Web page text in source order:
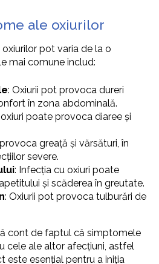
ale oxiurilor
pot varia de la o
mai comune includ:
: Oxiurii pot provoca dureri
în zona abdominală.
poate provoca diaree și
greață și vărsături, în
severe.
: Infecția cu oxiuri poate
și scăderea în greutate.
: Oxiurii pot provoca tulburări de
cont de faptul că simptomele
cele ale altor afecțiuni, astfel
este esențial pentru a iniția